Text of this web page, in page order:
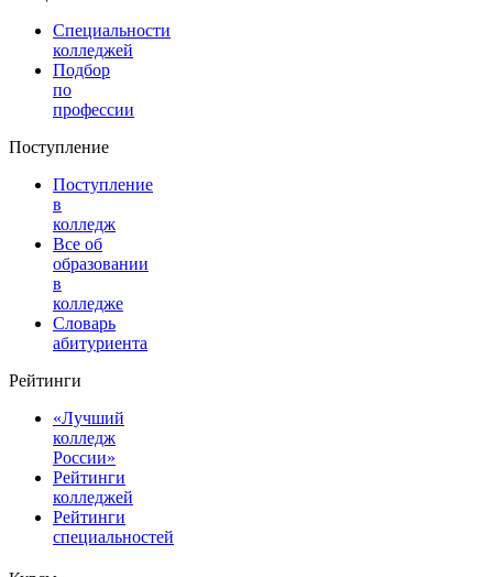
Специальности
колледжей
Подбор
по
профессии
Поступление
Поступление
в
колледж
Все об
образовании
в
колледже
Словарь
абитуриента
Рейтинги
«Лучший
колледж
России»
Рейтинги
колледжей
Рейтинги
специальностей